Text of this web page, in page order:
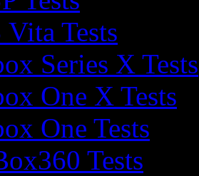
Vita Tests
Series X Tests
One X Tests
One Tests
Tests